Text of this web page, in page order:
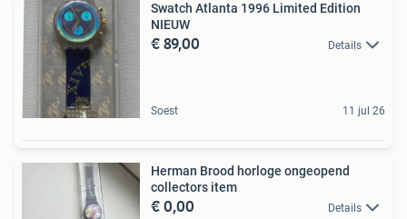
Swatch Atlanta 1996 Limited Edition
NIEUW
€ 89,00 Details
Soest 11 jul 26
Herman Brood horloge ongeopend
collectors item
€ 0,00 Details